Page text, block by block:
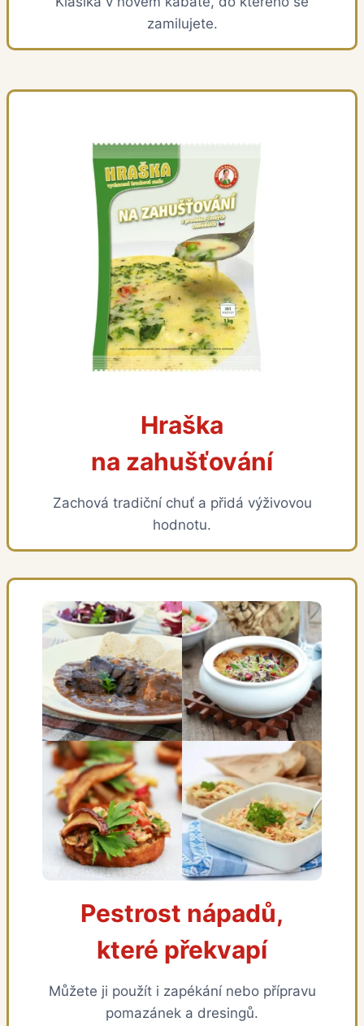
zamilujete.
Hraška
na zahušťování
Zachová tradiční chuť a přidá výživovou
hodnotu.
Pestrost nápadů,
které překvapí
Můžete ji použít i zapékání nebo přípravu
pomazánek a dresingů.